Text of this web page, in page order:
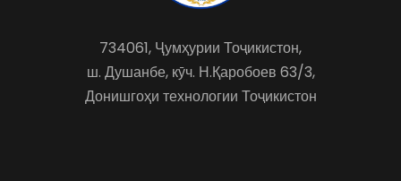
734061, Ҷумҳурии Тоҷикистон,
ш. Душанбе, кӯч. Н.Қаробоев 63/3,
Донишгоҳи технологии Тоҷикистон